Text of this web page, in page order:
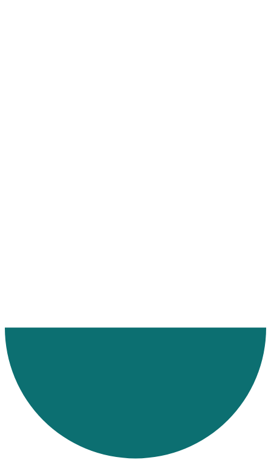
Ana Sayfa
Hizmetlerimiz
Hizmet Bölgelerimiz
Denizyolu
BALKANLAR